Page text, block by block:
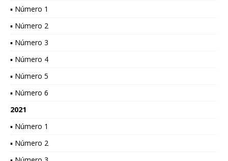
▪ Número 1
▪ Número 2
▪ Número 3
▪ Número 4
▪ Número 5
▪ Número 6
2021
▪ Número 1
▪ Número 2